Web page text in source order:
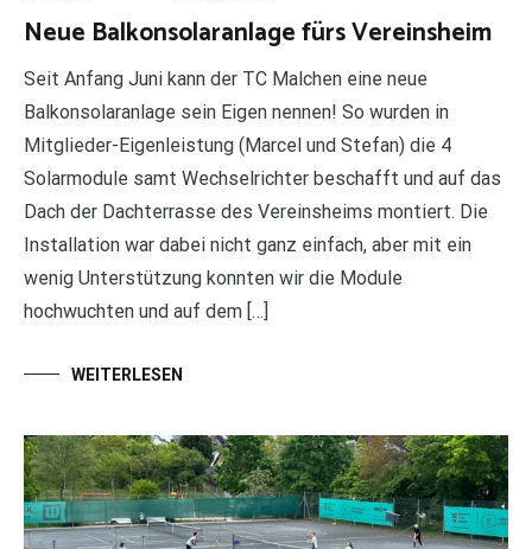
Neue Balkonsolaranlage fürs Vereinsheim
Seit Anfang Juni kann der TC Malchen eine neue
Balkonsolaranlage sein Eigen nennen! So wurden in
Mitglieder-Eigenleistung (Marcel und Stefan) die 4
Solarmodule samt Wechselrichter beschafft und auf das
Dach der Dachterrasse des Vereinsheims montiert. Die
Installation war dabei nicht ganz einfach, aber mit ein
wenig Unterstützung konnten wir die Module
hochwuchten und auf dem […]
WEITERLESEN